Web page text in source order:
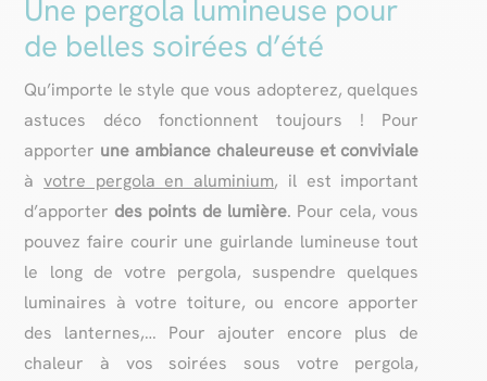
Une pergola lumineuse pour
de belles soirées d’été
Qu’importe le style que vous adopterez, quelques
astuces déco fonctionnent toujours ! Pour
apporter une ambiance chaleureuse et conviviale
àvotre pergola en aluminium, il est important
d’apporter des points de lumière. Pour cela, vous
pouvez faire courir une guirlande lumineuse tout
le long de votre pergola, suspendre quelques
luminaires à votre toiture, ou encore apporter
des lanternes,… Pour ajouter encore plus de
chaleur à vos soirées sous votre pergola,